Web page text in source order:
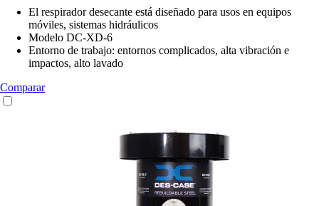
El respirador desecante está diseñado para usos en equipos
móviles, sistemas hidráulicos
Modelo DC-XD-6
Entorno de trabajo: entornos complicados, alta vibración e
impactos, alto lavado
Comparar